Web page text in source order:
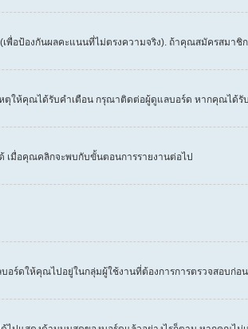
พื่อป้องกันผลคะแนนที่ไม่ตรงความจริง). ถ้าคุณสมัครสมา
ให้คุณได้รับคำเตือน กรุณาติดต่อผู้ดูแลบอร์ด หากคุณได้รั
เมื่อคุณคลิกจะพบกับขั้นตอนการรายงานต่อไป
ร์ดให้คุณไปอยู่ในกลุ่มผู้ใช้งานที่ต้องการการตรวจสอบก่อ